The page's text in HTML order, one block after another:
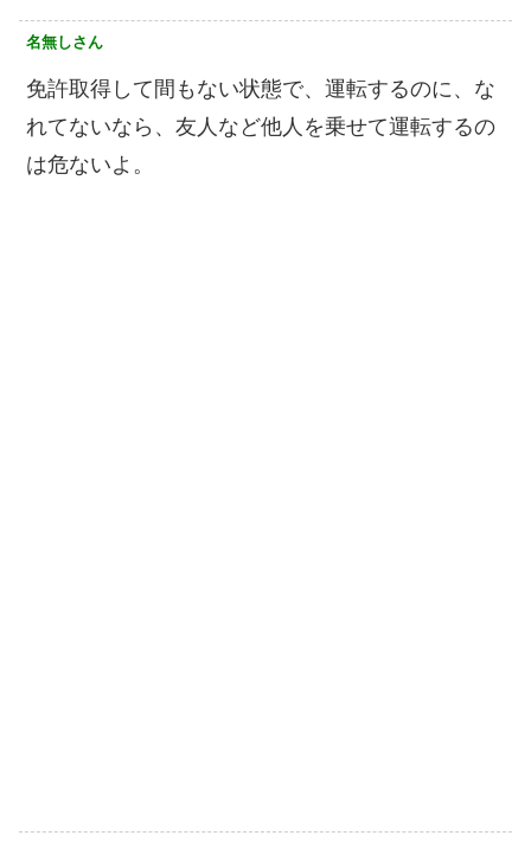
名無しさん
免許取得して間もない状態で、運転するのに、な
れてないなら、友人など他人を乗せて運転するの
は危ないよ。